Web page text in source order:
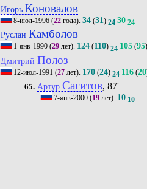
Игорь Коновалов
8-июл-1996(22года). 34(31) 24 30 24
Руслан Камболов
1-янв-1990(29лет). 124(110) 24 105(95)
Дмитрий Полоз
12-июл-1991 (27лет). 170(24) 24 116(20
65. Артур Сагитов, 87'
7-янв-2000 (19 лет). 10 10